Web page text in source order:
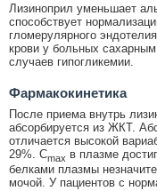
Лизиноприл уменьшает
способствует
гломерулярного
крови у больных
случаев гипогликемии.
Фармакокинетика
После приема внутрь
абсорбируется из ЖКТ.
отличается высокой
29%. Cmax в плазме
белками плазмы
мочой. У пациентов с